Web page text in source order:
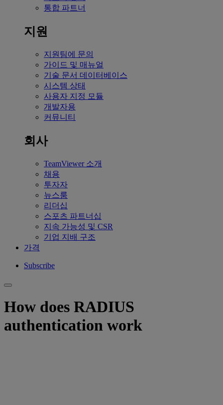
통합 파트너
지원
지원팀에 문의
가이드 및 매뉴얼
기술 문서 데이터베이스
시스템 상태
사용자 지정 모듈
개발자용
커뮤니티
회사
TeamViewer 소개
채용
투자자
뉴스룸
리더십
스포츠 파트너십
지속 가능성 및 CSR
기업 지배 구조
가격
Subscribe
How does RADIUS
authentication work